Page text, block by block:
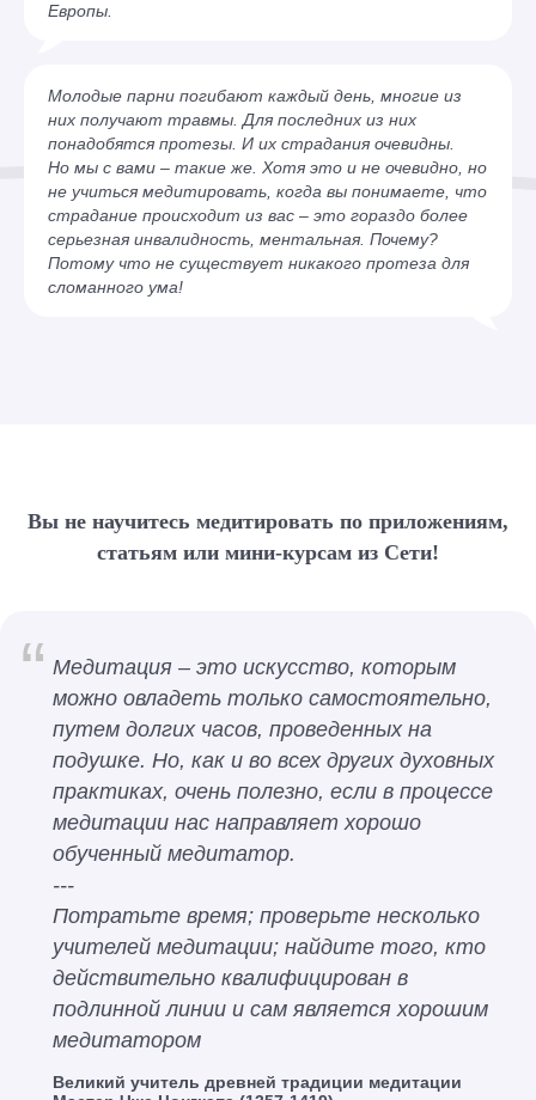
Европы.
Молодые парни погибают каждый день, многие из
них получают травмы. Для последних из них
понадобятся протезы. И их страдания очевидны.
Но мы с вами – такие же. Хотя это и не очевидно, но
не учиться медитировать, когда вы понимаете, что
страдание происходит из вас – это гораздо более
серьезная инвалидность, ментальная. Почему?
Потому что не существует никакого протеза для
сломанного ума!
Вы не научитесь медитировать по приложениям,
статьям или мини-курсам из Сети!
“ Медитация – это искусство, которым
можно овладеть только самостоятельно,
путем долгих часов, проведенных на
подушке. Но, как и во всех других духовных
практиках, очень полезно, если в процессе
медитации нас направляет хорошо
обученный медитатор.
---
Потратьте время; проверьте несколько
учителей медитации; найдите того, кто
действительно квалифицирован в
подлинной линии и сам является хорошим
медитатором
Великий учитель древней традиции медитации